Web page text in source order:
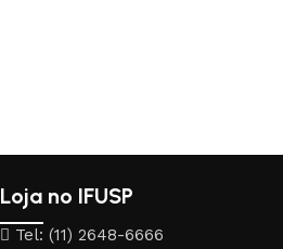
Loja no IFUSP
Tel: (11) 2648-6666